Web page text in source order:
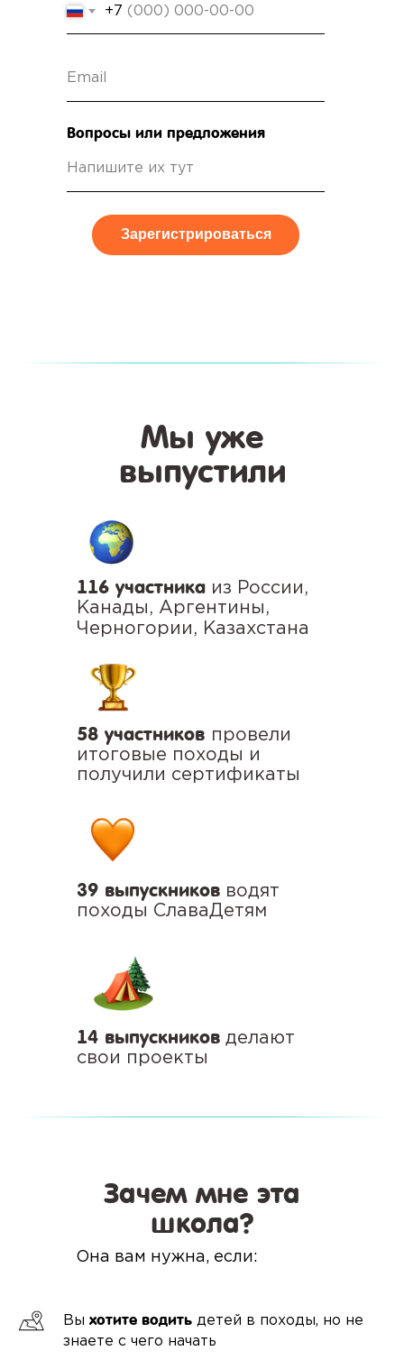
+7
Вопросы или предложения
Зарегистрироваться
Мы уже
выпустили
116 участника из России,
Канады, Аргентины,
Черногории, Казахстана
39 выпускников водят
походы СлаваДетям
14 выпускников делают
свои проекты
58 участников провели
итоговые походы и
получили сертификаты
Зачем мне эта
школа?
Она вам нужна, если:
Вы хотите водить детей в походы, но не
знаете с чего начать